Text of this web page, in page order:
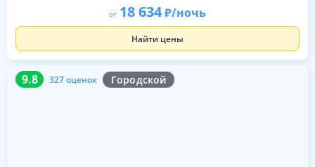
от 18 634 /ночь
Найти цены
9.8 327 оценок Городской
9.8 327 оценок